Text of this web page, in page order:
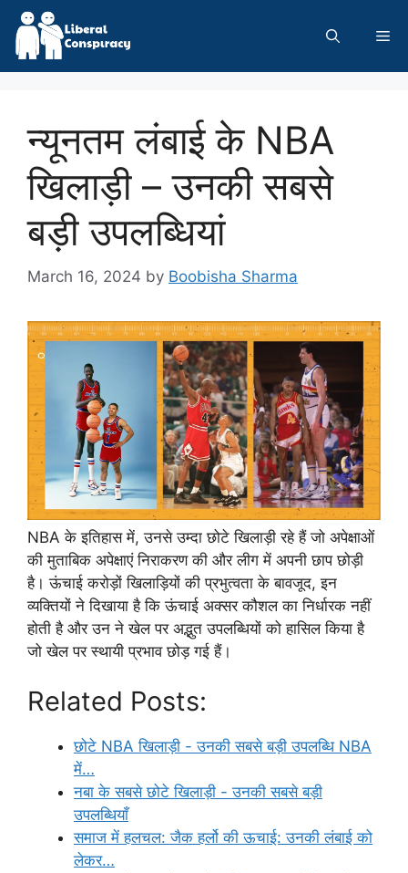
Skip
content
न्यूनतम लंबाई के NBA
खिलाड़ी – उनकी सबसे
बड़ी उपलब्धियां
March 16, 2024 by Boobisha Sharma
NBA के इतिहास में, उनसे उम्दा छोटे खिलाड़ी रहे हैं जो अपेक्षाओं
की मुताबिक अपेक्षाएं निराकरण की और लीग में अपनी छाप छोड़ी
है। ऊंचाई करोड़ों खिलाड़ियों की प्रभुत्वता के बावजूद, इन
व्यक्तियों ने दिखाया है कि ऊंचाई अक्सर कौशल का निर्धारक नहीं
होती है और उन ने खेल पर अद्भुत उपलब्धियों को हासिल किया है
जो खेल पर स्थायी प्रभाव छोड़ गई हैं।
Related Posts:
छोटे NBA खिलाड़ी - उनकी सबसे बड़ी उपलब्धि NBA
में…
नबा के सबसे छोटे खिलाड़ी - उनकी सबसे बड़ी
उपलब्धियाँ
समाज में हलचल: जैक हर्लो की ऊचाई: उनकी लंबाई को
लेकर…